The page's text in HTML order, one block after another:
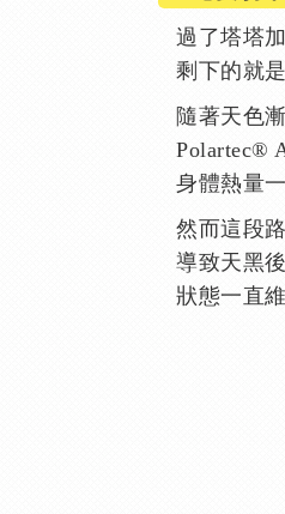
過了塔塔
剩下的就
隨著天色
Polartec®
身體熱量
然而這段
導致天黑
狀態一直